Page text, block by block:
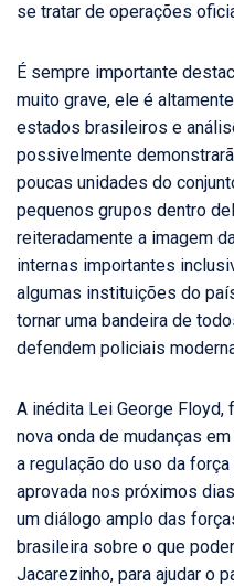
se tratar de operações
É sempre importante
muito grave, ele é
estados brasileiros e
possivelmente
poucas unidades do
pequenos grupos dentro
reiteradamente a imagem
internas importantes
algumas instituições do
tornar uma bandeira de
defendem policiais
A inédita Lei George
nova onda de mudanças
a regulação do uso da
aprovada nos próximos
um diálogo amplo das
brasileira sobre o que
Jacarezinho, para ajudar o